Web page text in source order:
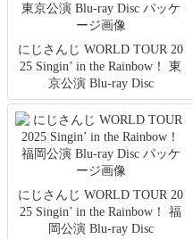
にじさんじ WORLD TOUR 20
25 Singin’ in the Rainbow！ 東
京公演 Blu-ray Disc
にじさんじ WORLD TOUR 20
25 Singin’ in the Rainbow！ 福
岡公演 Blu-ray Disc